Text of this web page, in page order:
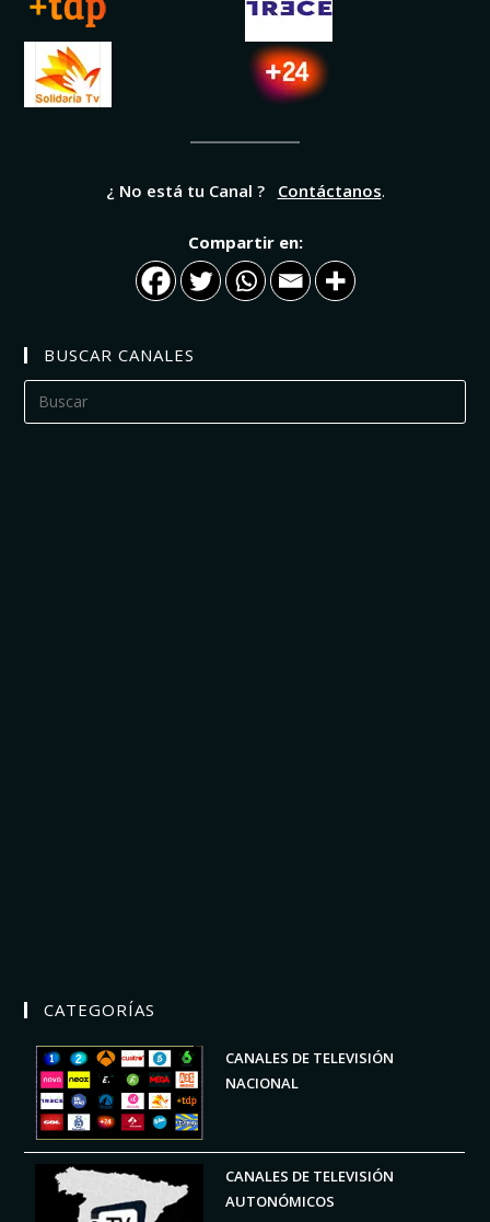
¿ No está tu Canal ? Contáctanos.
Compartir en:
BUSCAR CANALES
CATEGORÍAS
CANALES DE TELEVISIÓN
NACIONAL
CANALES DE TELEVISIÓN
AUTONÓMICOS